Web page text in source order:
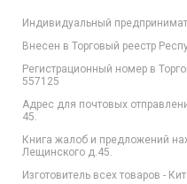
Индивидуальный
Внесен в Торговый реестр
Регистрационный номер в
557125
Адрес для почтовых
45.
Книга жалоб и предложений
Лещинского д.45.
Изготовитель всех товаров -